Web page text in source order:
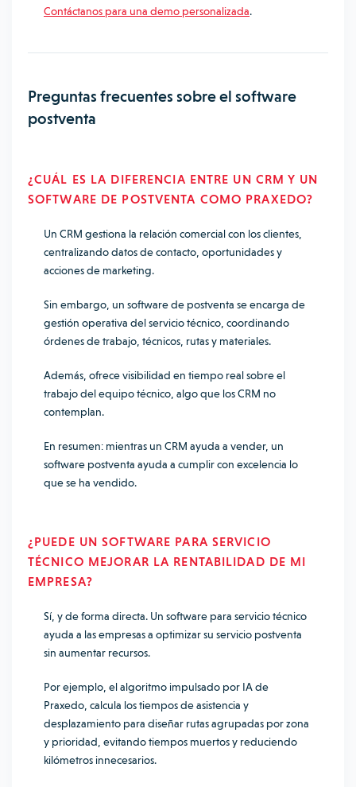
Contáctanos para una demo personalizada.
Preguntas frecuentes sobre el software
postventa
¿CUÁL ES LA DIFERENCIA ENTRE UN CRM Y UN
SOFTWARE DE POSTVENTA COMO PRAXEDO?
Un CRM gestiona la relación comercial con los clientes,
centralizando datos de contacto, oportunidades y
acciones de marketing.
Sin embargo, un software de postventa se encarga de
gestión operativa del servicio técnico, coordinando
órdenes de trabajo, técnicos, rutas y materiales.
Además, ofrece visibilidad en tiempo real sobre el
trabajo del equipo técnico, algo que los CRM no
contemplan.
En resumen: mientras un CRM ayuda a vender, un
software postventa ayuda a cumplir con excelencia lo
que se ha vendido.
¿PUEDE UN SOFTWARE PARA SERVICIO
TÉCNICO MEJORAR LA RENTABILIDAD DE MI
EMPRESA?
Sí, y de forma directa. Un software para servicio técnico
ayuda a las empresas a optimizar su servicio postventa
sin aumentar recursos.
Por ejemplo, el algoritmo impulsado por IA de
Praxedo, calcula los tiempos de asistencia y
desplazamiento para diseñar rutas agrupadas por zona
y prioridad, evitando tiempos muertos y reduciendo
kilómetros innecesarios.